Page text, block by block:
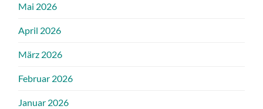
Mai 2026
April 2026
März 2026
Februar 2026
Januar 2026